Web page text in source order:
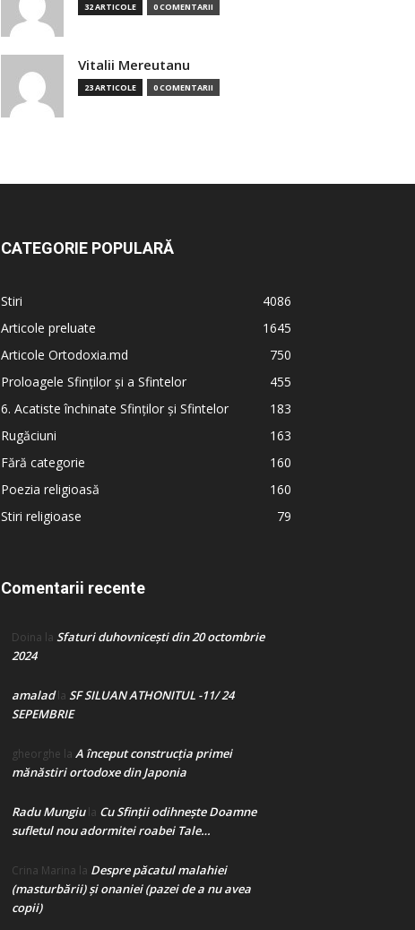
32 ARTICOLE 0 COMENTARII
Vitalii Mereutanu
23 ARTICOLE 0 COMENTARII
CATEGORIE POPULARĂ
Stiri
4086
Articole preluate
1645
Articole Ortodoxia.md
750
Proloagele Sfinților și a Sfintelor
455
6. Acatiste închinate Sfinților și Sfintelor
183
Rugăciuni
163
Fără categorie
160
Poezia religioasă
160
Stiri religioase
79
Comentarii recente
Doina la Sfaturi duhovnicești din 20 octombrie
2024
amaladla SF SILUAN ATHONITUL -11/ 24
SEPEMBRIE
gheorghe la A început construcţia primei
mănăstiri ortodoxe din Japonia
Radu Mungiula Cu Sfinții odihnește Doamne
sufletul nou adormitei roabei Tale…
Crina Marina la Despre păcatul malahiei
(masturbării) şi onaniei (pazei de a nu avea
copii)